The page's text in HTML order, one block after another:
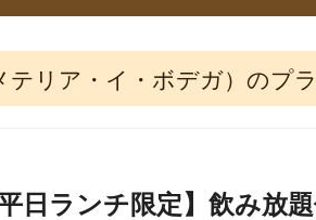
リア・イ・ボデガ）のプ
日ランチ限定】飲み放